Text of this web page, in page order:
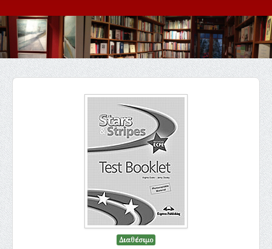
Εκδηλώσεις
Επικοινωνία
Διαθέσιμο